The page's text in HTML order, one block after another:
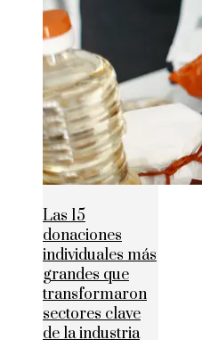
Las 15
donaciones
individuales más
grandes que
transformaron
sectores clave
de la industria